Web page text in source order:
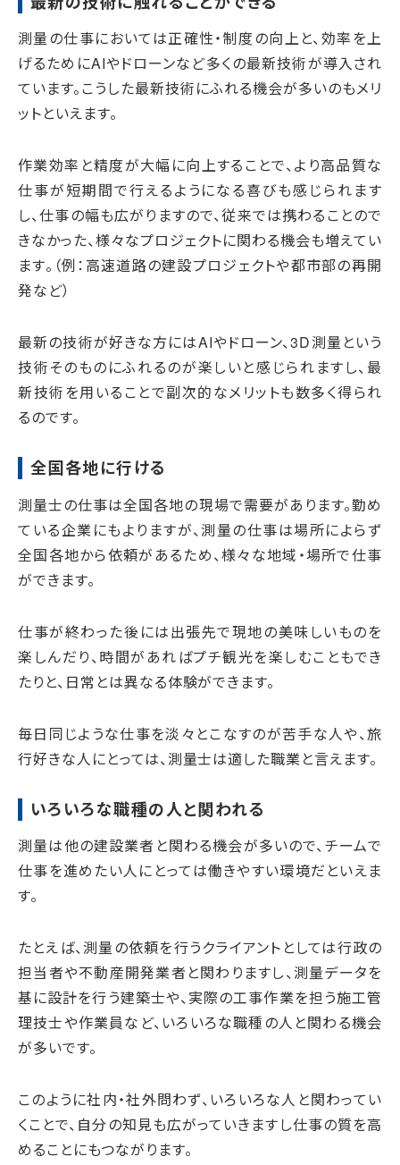
測量の仕事においては正確性・制度の向上と、効率を上
げるためにAIやドローンなど多くの最新技術が導入され
ています。こうした最新技術にふれる機会が多いのもメリ
ットといえます。
作業効率と精度が大幅に向上することで、より高品質な
仕事が短期間で行えるようになる喜びも感じられます
し、仕事の幅も広がりますので、従来では携わることので
きなかった、様々なプロジェクトに関わる機会も増えてい
ます。（例：高速道路の建設プロジェクトや都市部の再開
発など）
最新の技術が好きな方にはAIやドローン、3D測量という
技術そのものにふれるのが楽しいと感じられますし、最
新技術を用いることで副次的なメリットも数多く得られ
るのです。
全国各地に行ける
測量士の仕事は全国各地の現場で需要があります。勤め
ている企業にもよりますが、測量の仕事は場所によらず
全国各地から依頼があるため、様々な地域・場所で仕事
ができます。
仕事が終わった後には出張先で現地の美味しいものを
楽しんだり、時間があればプチ観光を楽しむこともでき
たりと、日常とは異なる体験ができます。
毎日同じような仕事を淡々とこなすのが苦手な人や、旅
行好きな人にとっては、測量士は適した職業と言えます。
いろいろな職種の人と関われる
測量は他の建設業者と関わる機会が多いので、チームで
仕事を進めたい人にとっては働きやすい環境だといえま
す。
たとえば、測量の依頼を行うクライアントとしては行政の
担当者や不動産開発業者と関わりますし、測量データを
基に設計を行う建築士や、実際の工事作業を担う施工管
理技士や作業員など、いろいろな職種の人と関わる機会
が多いです。
このように社内・社外問わず、いろいろな人と関わってい
くことで、自分の知見も広がっていきますし仕事の質を高
めることにもつながります。